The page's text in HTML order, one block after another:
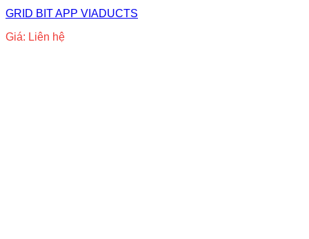
GRID BIT APP VIADUCTS
Giá: Liên hệ